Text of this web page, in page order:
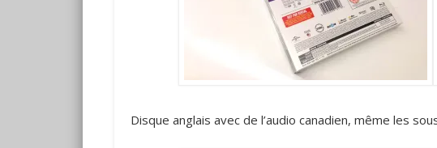
Disque anglais avec de l’audio canadien, même les